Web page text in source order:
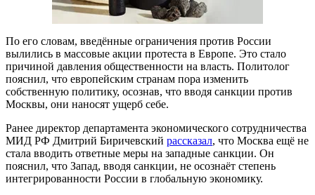
По его словам, введённые ограничения против России
вылились в массовые акции протеста в Европе. Это стало
причиной давления общественности на власть. Политолог
пояснил, что европейским странам пора изменить
собственную политику, осознав, что вводя санкции против
Москвы, они наносят ущерб себе.
Ранее директор департамента экономического сотрудничества
МИД РФ Дмитрий Биричевский рассказал, что Москва ещё не
стала вводить ответные меры на западные санкции. Он
пояснил, что Запад, вводя санкции, не осознаёт степень
интегрированности России в глобальную экономику.